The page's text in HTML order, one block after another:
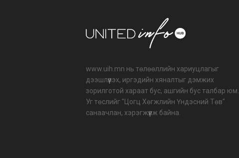
www.uih.mn нь төлөөллийн хариуцлагыг
дээшлүүлэх, иргэдийн хяналтыг дэмжих
зорилготой хараат бус, ашгийн бус талбар юм.
Уг төслийг "Цогц Хөгжлийн Үндэсний Төв"
санаачлан, хэрэгжүүлж байна.